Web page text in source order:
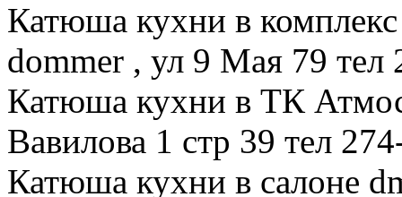
Катюша кухни в
dommer , ул 9 Мая 79 тел
Катюша кухни в ТК
Вавилова 1 стр 39 тел
Катюша кухни в салоне